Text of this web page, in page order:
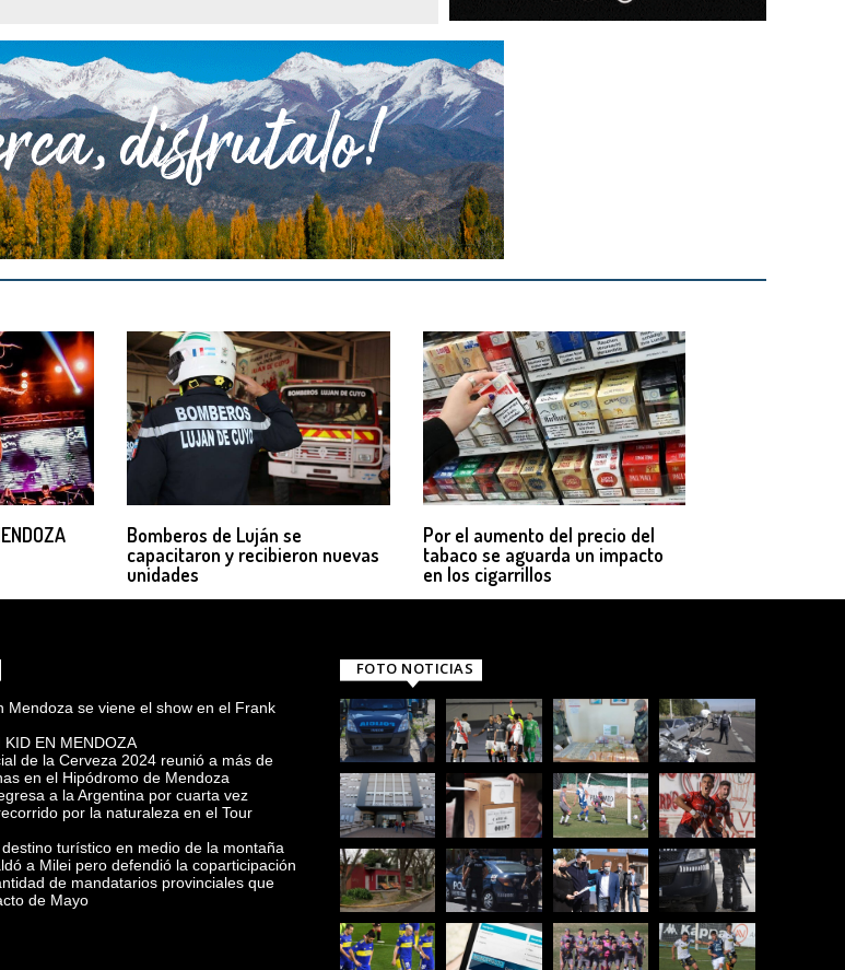
Bomberos de Luján se
capacitaron y recibieron nuevas
unidades
Por el aumento del precio del
tabaco se aguarda un impacto
en los cigarrillos
Mendoza se viene el show en el Frank
KID EN MENDOZA
de la Cerveza 2024 reunió a más de
en el Hipódromo de Mendoza
a la Argentina por cuarta vez
por la naturaleza en el Tour
turístico en medio de la montaña
a Milei pero defendió la coparticipación
de mandatarios provinciales que
de Mayo
FOTO NOTICIAS